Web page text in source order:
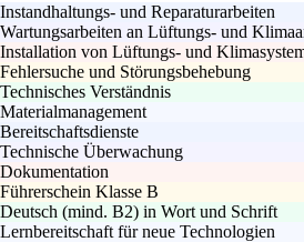
Instandhaltungs- und Reparaturarbeiten
Wartungsarbeiten an Lüftungs- und
Installation von Lüftungs- und
Fehlersuche und Störungsbehebung
Technisches Verständnis
Materialmanagement
Bereitschaftsdienste
Technische Überwachung
Dokumentation
Führerschein Klasse B
Deutsch (mind. B2) in Wort und Schrift
Lernbereitschaft für neue Technologien